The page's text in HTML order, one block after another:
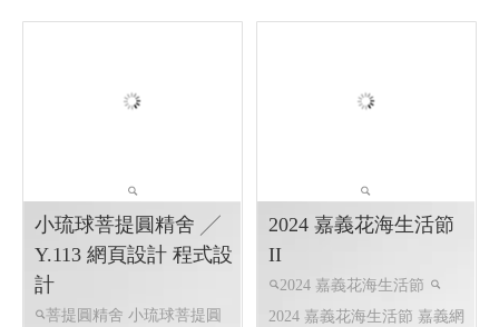
港80祝願祭 東港80
東港80 東港跨年晚會 市集
東港80祝願祭 東港建鎮80周
年 東港跨年晚會
東港80祝
願祭 東港80
2025東港跨年晚會2026 東港
台南營造廠 台南營造
頁設計 台南程式設計
台南營造廠 台南優質營造
廠 台南營造廠推薦
造廠 台南優質營造廠 台南營
造廠推薦 網頁設計 程式設計